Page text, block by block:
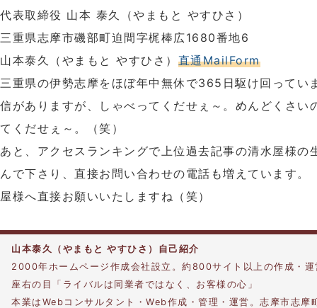
代表取締役 山本 泰久（やまもと やすひさ）
三重県志摩市磯部町迫間字梶棒広1680番地6
山本泰久（やまもと やすひさ） 直通MailForm
三重県の伊勢志摩をほぼ年中無休で365日駆け回ってい
信がありますが、しゃべってくだせぇ～。めんどくさい
てくだせぇ～。（笑）
あと、アクセスランキングで上位過去記事の清水屋様の
んで下さり、直接お問い合わせの電話も増えています。
屋様へ直接お願いいたしますね（笑）
山本泰久（やまもと やすひさ）自己紹介
2000年ホームページ作成会社設立。約800サイト以上の作成・運
座右の目「ライバルは同業者ではなく、お客様の心」
本業はWebコンサルタント・Web作成・管理・運営。志摩市志摩